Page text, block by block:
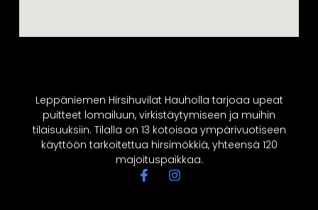
Leppäniemen Hirsihuvilat Hauholla tarjoaa upeat
puitteet lomailuun, virkistäytymiseen ja muihin
tilaisuuksiin. Tilalla on 13 kotoisaa ympärivuotiseen
käyttöön tarkoitettua hirsimökkiä, yhteensä 120
majoituspaikkaa.